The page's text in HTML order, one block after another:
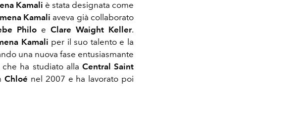
Kamali è stata designata come
Kamali aveva già collaborato
Philo eClare Waight Keller.
Kamali per il suo talento e la
una nuova fase entusiasmante
che ha studiato alla Central Saint
Chloé nel 2007 e ha lavorato poi